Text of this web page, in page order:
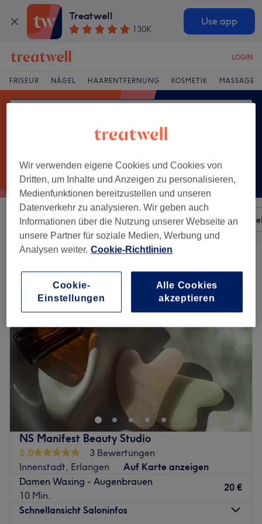
Treatwell
130K
Use app
LOGIN
FRISEUR NÄGEL HAARENTFERNUNG KOSMETIK MASSAGE
Sortieren nach Besonderheiten Salons
Ein Salon, der anbietet: augenbrauenwaxing in Innenstadt, Erlangen
NS Manifest Beauty Studio
5,0
3 Bewertungen
Innenstadt, Erlangen
Auf Karte anzeigen
Damen Waxing - Augenbrauen
10 Min.
20 €
Schnellansicht Saloninfos
Wir verwenden eigene Cookies und Cookies von
Dritten, um Inhalte und Anzeigen zu personalisieren,
Medienfunktionen bereitzustellen und unseren
Datenverkehr zu analysieren. Wir geben auch
Informationen über die Nutzung unserer Webseite an
unsere Partner für soziale Medien, Werbung und
Analysen weiter. Cookie-Richtlinien
Cookie-
Einstellungen
Alle Cookies
akzeptieren